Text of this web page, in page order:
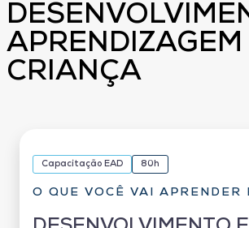
APRENDIZAGEM
CRIANÇA
Capacitação EAD 80h
O QUE VOCÊ VAI APRENDER